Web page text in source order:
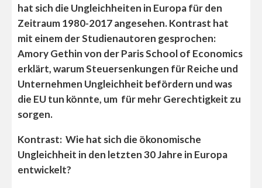
hat sich die Ungleichheiten in Europa für den
Zeitraum 1980-2017 angesehen. Kontrast hat
mit einem der Studienautoren gesprochen:
Amory Gethin von der Paris School of Economics
erklärt, warum Steuersenkungen für Reiche und
Unternehmen Ungleichheit befördern und was
die EU tun könnte, um für mehr Gerechtigkeit zu
sorgen.
Kontrast: Wie hat sich die ökonomische
Ungleichheit in den letzten 30 Jahre in Europa
entwickelt?